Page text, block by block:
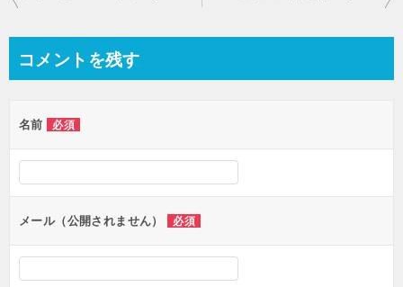
ビ
ー
シ
ョ
ン
コメントを残す
名前 必須
メール（公開されません） 必須